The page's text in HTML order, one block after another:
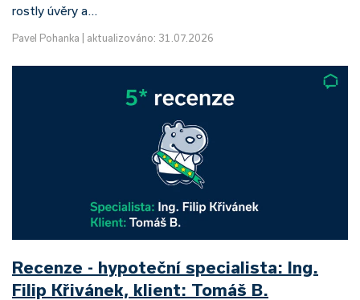
rostly úvěry a…
Pavel Pohanka aktualizováno: 31.07.2026
Recenze - hypoteční specialista: Ing.
Filip Křivánek, klient: Tomáš B.